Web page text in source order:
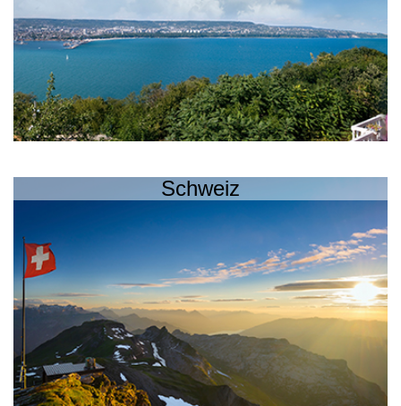
Schweiz